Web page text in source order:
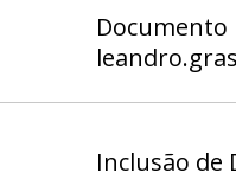
Documento
Inclusão de